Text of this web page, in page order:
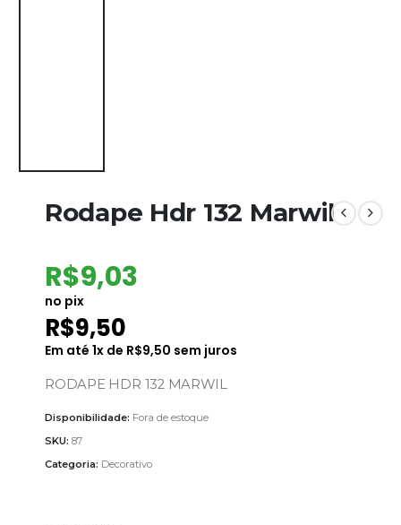
Rodape Hdr 132 Marwil
R$9,03
no pix
R$9,50
Em até 1x de R$9,50 sem juros
RODAPE HDR 132 MARWIL
Disponibilidade: Fora de estoque
SKU: 87
Categoria: Decorativo